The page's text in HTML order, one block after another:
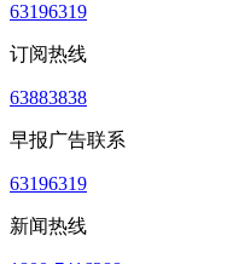
63196319
订阅热线
63883838
早报广告联系
63196319
新闻热线